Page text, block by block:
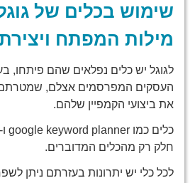
שימוש בכלים של
מילות המפתח
לגוגל יש כלים נפלאים שהם פיתחו,
העסקים המפרסמים אצלם, שמטרתם
את ביצועי הקמפיין שלהם.
חלק רק מהכלים המדוברים.
לכל כלי יש יתרונות בעזרתם ניתן